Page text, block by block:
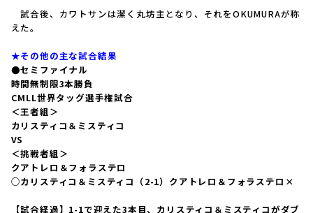
試合後、カワトサンは潔く丸坊主となり、それをOKUMURAが称
えた。
★その他の主な試合結果
●セミファイナル
時間無制限3本勝負
CMLL世界タッグ選手権試合
＜王者組＞
カリスティコ＆ミスティコ
VS
＜挑戦者組＞
クアトレロ＆フォラステロ
○カリスティコ＆ミスティコ（2-1）クアトレロ＆フォラステロ×
【試合経過】1-1で迎えた3本目、カリスティコ＆ミスティコがダブ